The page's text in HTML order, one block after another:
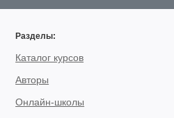
Разделы:
Каталог курсов
Авторы
Онлайн-школы